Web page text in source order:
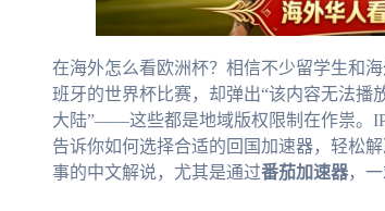
在海外怎么看欧洲杯？相信不少留学生和
班牙的世界杯比赛，却弹出“该内容无法播
大陆”——这些都是地域版权限制在作祟。
告诉你如何选择合适的回国加速器，轻松
事的中文解说，尤其是通过番茄加速器，一